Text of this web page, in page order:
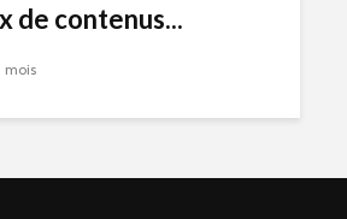
de contenus...
mois